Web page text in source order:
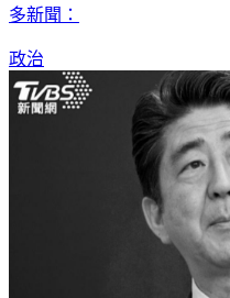
多新聞：
政治